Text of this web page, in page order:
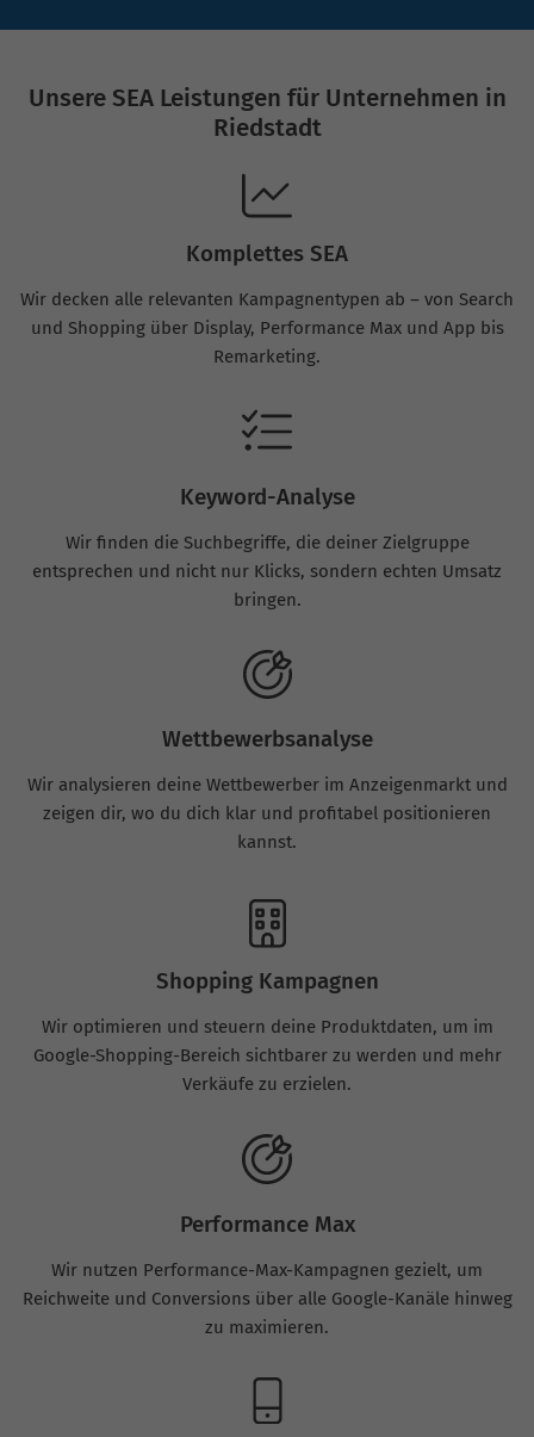
Unsere SEA Leistungen für Unternehmen in
Riedstadt
Komplettes SEA
Wir decken alle relevanten Kampagnentypen ab – von Search
und Shopping über Display, Performance Max und App bis
Remarketing.
Keyword-Analyse
Wir finden die Suchbegriffe, die deiner Zielgruppe
entsprechen und nicht nur Klicks, sondern echten Umsatz
bringen.
Wettbewerbsanalyse
Wir analysieren deine Wettbewerber im Anzeigenmarkt und
zeigen dir, wo du dich klar und profitabel positionieren
kannst.
Shopping Kampagnen
Wir optimieren und steuern deine Produktdaten, um im
Google-Shopping-Bereich sichtbarer zu werden und mehr
Verkäufe zu erzielen.
Performance Max
Wir nutzen Performance-Max-Kampagnen gezielt, um
Reichweite und Conversions über alle Google-Kanäle hinweg
zu maximieren.